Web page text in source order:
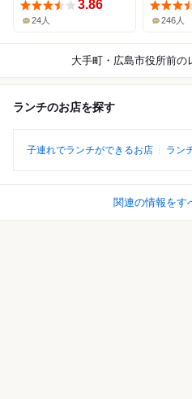
3.86
24人 246人
大手町・広島市役所前の
ランチのお店を探す
子連れでランチができるお店 ラン
関連の情報をす